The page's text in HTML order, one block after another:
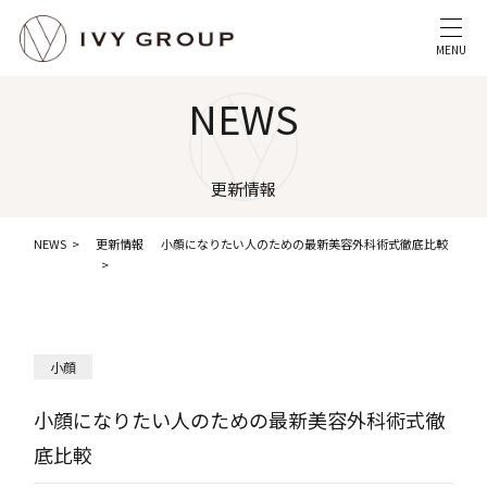
MENU
NEWS
更新情報
NEWS 更新情報 小顔になりたい人のための最新美容外科術式徹底比較
小顔
小顔になりたい人のための最新美容外科術式徹
底比較